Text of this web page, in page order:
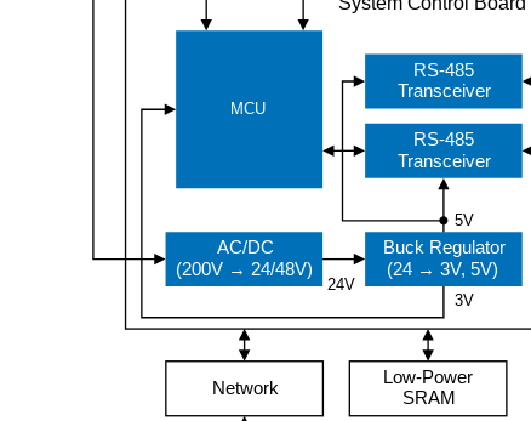
MCU
RS-485
Transceiver
RS-485
Transceiver
Network
Low-Power
SRAM
5V
3V
24V
AC/DC
(200V → 24/48V)
Buck Regulator
(24 → 3V, 5V)